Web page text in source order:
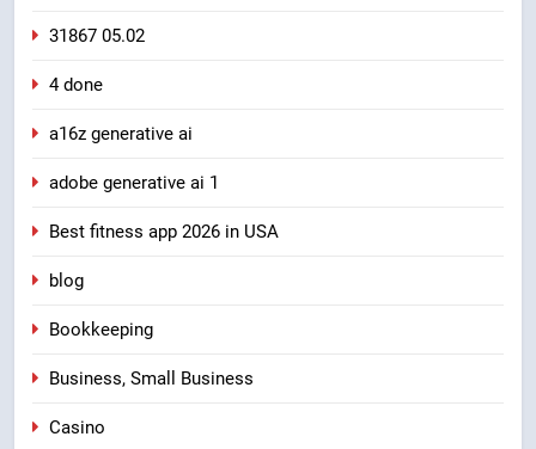
31867 05.02
4 done
a16z generative ai
adobe generative ai 1
Best fitness app 2026 in USA
blog
Bookkeeping
Business, Small Business
Casino